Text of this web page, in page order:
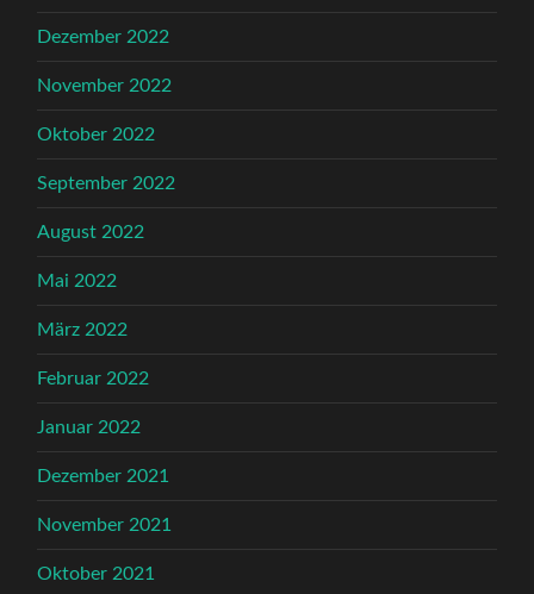
Dezember 2022
November 2022
Oktober 2022
September 2022
August 2022
Mai 2022
März 2022
Februar 2022
Januar 2022
Dezember 2021
November 2021
Oktober 2021